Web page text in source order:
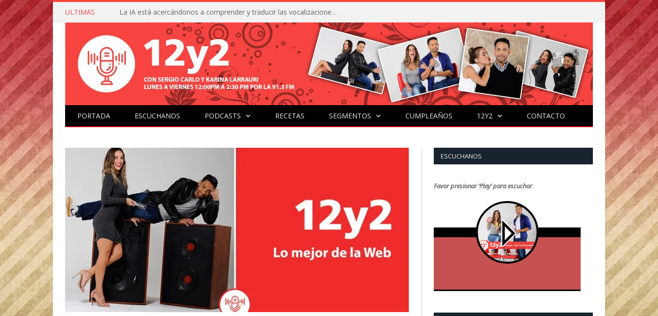
ULTIMAS La IA está acercándonos a comprender y traducir las vocalizaciones y comportamientos de nuestras mascotas
PORTADA ESCUCHANOS PODCASTS RECETAS SEGMENTOS CUMPLEAÑOS 12Y2 CONTACTO
ESCUCHANOS
Favor presionar ‘Play’ para escuchar